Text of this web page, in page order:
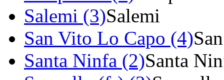
Salemi (3)Salemi
San Vito Lo Capo (4)
Santa Ninfa (2)Santa